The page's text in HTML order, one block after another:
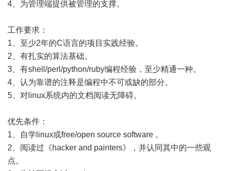
4、为管理端提供被管理的支撑。
工作要求：
1、至少2年的C语言的项目实践经验。
2、有扎实的算法基础。
3、有shell/perl/python/ruby编程经验，至少精通一种。
4、认为靠谱的注释是编程中不可或缺的部分。
5、对linux系统内的文档阅读无障碍。
优先条件：
1、自学linux或free/open source software 。
2、阅读过《hacker and painters》，并认同其中的一些观
点。